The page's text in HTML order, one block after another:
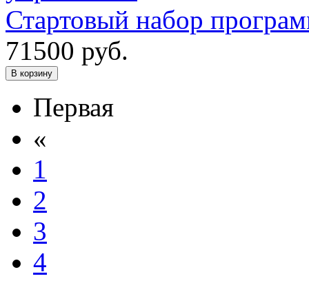
Стартовый набор
71500 руб.
В корзину
Первая
«
1
2
3
4